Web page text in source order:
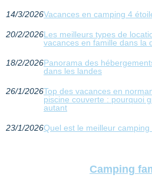
14/3/2026Vacances en camping 4
20/2/2026Les meilleurs types de
vacances en famille dans la
18/2/2026Panorama des
dans les landes
26/1/2026Top des vacances en
piscine couverte : pourquoi
autant
23/1/2026Quel est le meilleur camping
Camping